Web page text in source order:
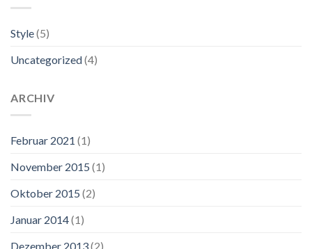
Style(5)
Uncategorized(4)
ARCHIV
Februar 2021 (1)
November 2015 (1)
Oktober 2015 (2)
Januar 2014(1)
Dezember 2013(2)